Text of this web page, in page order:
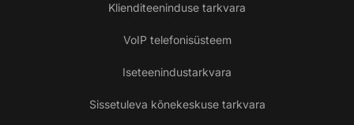
Klienditeeninduse tarkvara
VoIP telefonisüsteem
Iseteenindustarkvara
Sissetuleva kõnekeskuse tarkvara